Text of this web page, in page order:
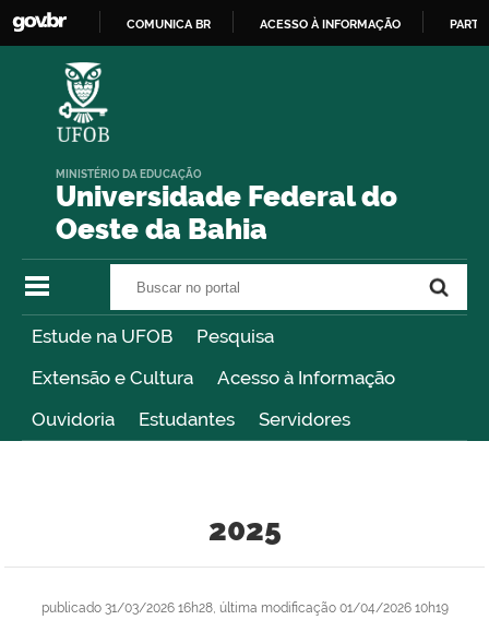
COMUNICA BR ACESSO À INFORMAÇÃO
Universidade Federal do
Oeste da Bahia
MINISTÉRIO DA EDUCAÇÃO
Estude na UFOB
Pesquisa
Extensão e Cultura
Acesso à Informação
Ouvidoria
Estudantes Servidores
2025
publicado31/03/2026 16h28, última modificação01/04/2026 10h19